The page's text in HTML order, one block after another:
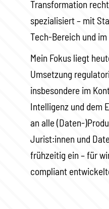
Transformation
spezialisiert – mit
Tech-Bereich und
Mein Fokus liegt
Umsetzung
insbesondere im
Intelligenz und dem
an alle (Daten-
Jurist:innen und
frühzeitig ein – für
compliant